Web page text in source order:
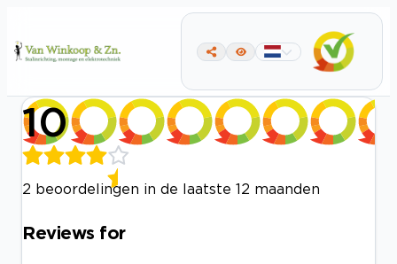
10
2 beoordelingen in de laatste 12 maanden
Reviews for